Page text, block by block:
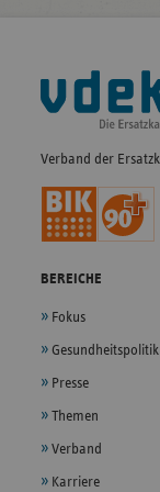
Fußleisten-
Navigation
Verband der
BEREICHE
Fokus
Gesundheitspolitik
Presse
Themen
Verband
Karriere